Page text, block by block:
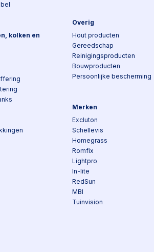
kolken en
Overig
Hout producten
Gereedschap
Reinigingsproducten
Bouwproducten
Persoonlijke bescherming
Merken
Excluton
Schellevis
Homegrass
Romfix
Lightpro
In-lite
RedSun
MBI
Tuinvision